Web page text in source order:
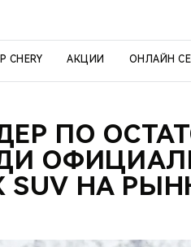
CHERY АКЦИИ ОНЛАЙН
ПО
НА